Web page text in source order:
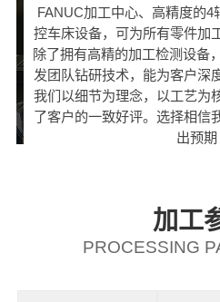
FANUC加工中心、高精度的
控车床设备，可为所有零件加
除了拥有高精的加工检测设备
发团队钻研技术，能为客户深
我们以细节为理念，以工艺为
了客户的一致好评。选择相信
出预期
加工
PROCESSING